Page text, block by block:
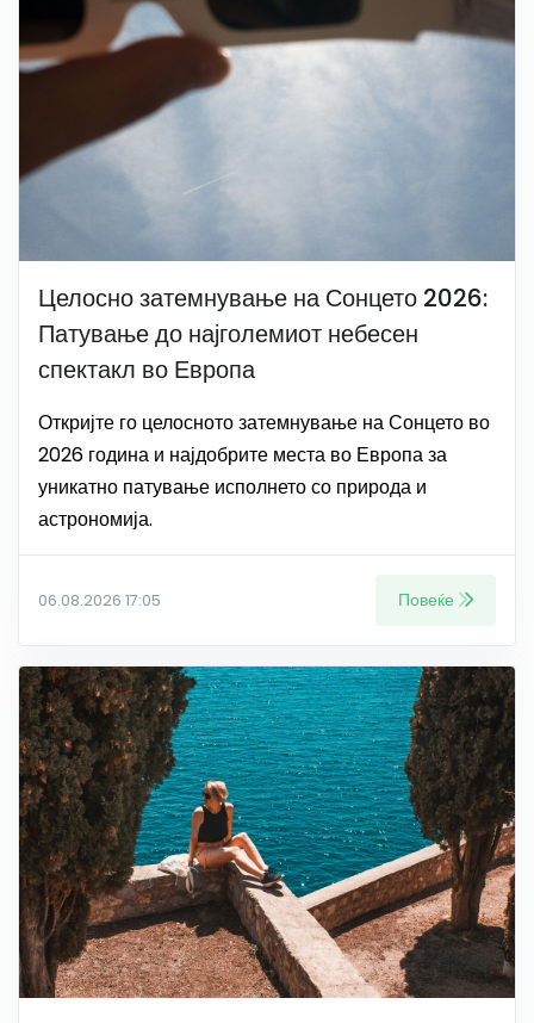
Целосно затемнување на Сонцето 2026:
Патување до најголемиот небесен
спектакл во Европа
Откријте го целосното затемнување на Сонцето во
2026 година и најдобрите места во Европа за
уникатно патување исполнето со природа и
астрономија.
06.08.2026 17:05 Повеќе